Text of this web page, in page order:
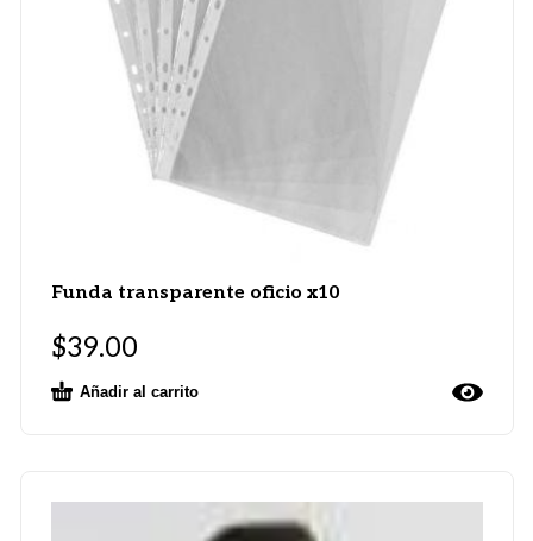
Funda transparente oficio x10
$39.00
Añadir al carrito